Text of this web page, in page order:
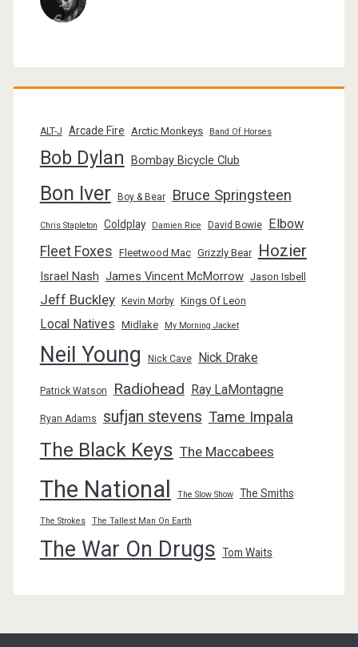
ALT-J Arcade Fire Arctic Monkeys Band Of Horses
Bob Dylan Bombay Bicycle Club
Bon Iver Boy & Bear Bruce Springsteen
Chris Stapleton Coldplay Damien Rice David Bowie Elbow
Fleet Foxes Fleetwood Mac Grizzly Bear Hozier
Israel Nash James Vincent McMorrow Jason Isbell
Jeff Buckley Kevin Morby Kings Of Leon
Local Natives Midlake My Morning Jacket
Neil Young Nick Cave Nick Drake
Patrick Watson Radiohead Ray LaMontagne
Ryan Adams sufjan stevens Tame Impala
The Black Keys The Maccabees
The National The Slow Show The Smiths
The Strokes The Tallest Man On Earth
The War On Drugs Tom Waits